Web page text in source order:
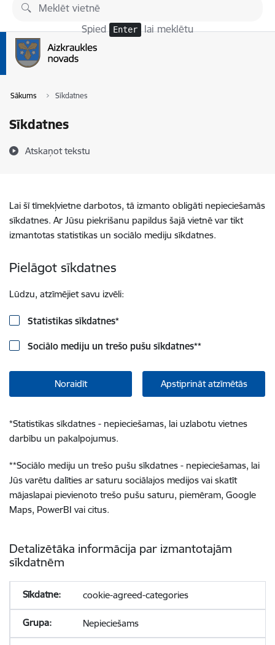
Pāriet uz lapas saturu
Spied Enter lai meklētu
Sākums Sīkdatnes
Sīkdatnes
Atskaņot tekstu
Lai šī tīmekļvietne darbotos, tā izmanto obligāti nepieciešamās
sīkdatnes. Ar Jūsu piekrišanu papildus šajā vietnē var tikt
izmantotas statistikas un sociālo mediju sīkdatnes.
Pielāgot sīkdatnes
Lūdzu, atzīmējiet savu izvēli:
Statistikas sīkdatnes*
Sociālo mediju un trešo pušu sīkdatnes**
Noraidīt Apstiprināt atzīmētās
*Statistikas sīkdatnes - nepieciešamas, lai uzlabotu vietnes
darbību un pakalpojumus.
**Sociālo mediju un trešo pušu sīkdatnes - nepieciešamas, lai
Jūs varētu dalīties ar saturu sociālajos medijos vai skatīt
mājaslapai pievienoto trešo pušu saturu, piemēram, Google
Maps, PowerBI vai citus.
Detalizētāka informācija par izmantotajām
sīkdatnēm
cookie-agreed-categories
Nepieciešams